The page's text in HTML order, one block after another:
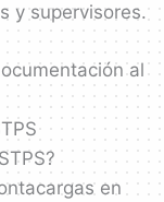
y supervisores.
al
en